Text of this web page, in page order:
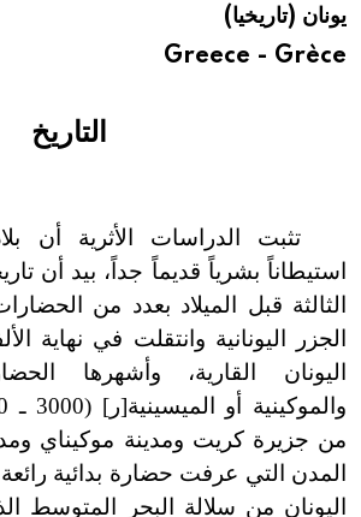
هيئة الموسوعة العربية تطلق موسوعاتيونان (تاريخيا)
Greece - Grèce
التاريخ
تثبت الدراسات الأثرية أن
استيطاناً بشرياً قديماً جداً، بيد أن
الثالثة قبل الميلاد بعدد من
الجزر اليونانية وانتقلت في نهاية
اليونان القارية، وأشهرها
من جزيرة كريت ومدينة موكيناي
المدن التي عرفت حضارة بدائية
اليونان من سلالة البحر المتوسط